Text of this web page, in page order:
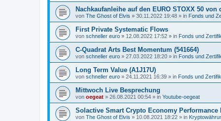
Nachkaufanleihe auf den EURO STOXX 50 von
von The Ghost of Elvis » 30.11.2022 19:48 » in Fonds und
First Private Systematic Flows
von schneller euro » 12.08.2022 17:52 » in Fonds und
C-Quadrat Arts Best Momentum (541664)
von schneller euro » 27.03.2022 18:20 » in Fonds und
Long Term Value (A1J17U)
von schneller euro » 24.11.2021 16:39 » in Fonds und
Mittwoch Live Besprechung
von oegeat » 26.08.2021 00:54 » in Youtube-oegeat
Solactive Smart Crypto Economy Performance
von The Ghost of Elvis » 10.08.2021 18:22 » in